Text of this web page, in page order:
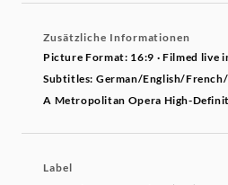
Zusätzliche Informationen
Picture Format: 16:9 · Filmed live
Subtitles: German/English/
A Metropolitan Opera High-
Label